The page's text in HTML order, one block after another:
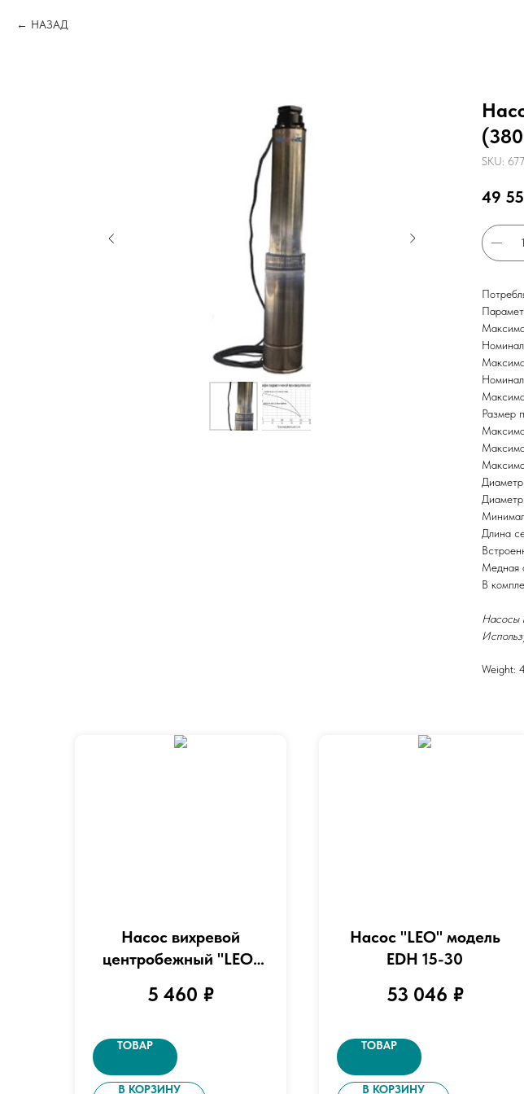
НАЗАД
SKU:
49
Размер
Длина
Медная
В
Насосы
Weight:
Насос вихревой
центробежный "LEO"
5 460 ₽
ТОВАР
В КОРЗИНУ
Насос "LEO" модель
EDH 15-30
53 046 ₽
ТОВАР
В КОРЗИНУ